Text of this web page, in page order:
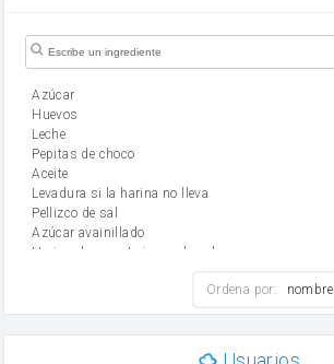
Azúcar
huevos
leche
Pepitas de choco
aceite
Levadura si la harina no lleva
Pellizco de sal
Azúcar avainillado
Harina de reposteria con levadura
mantequilla
Ordena por: nombre